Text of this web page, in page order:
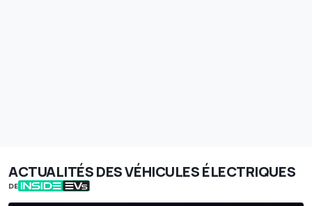
ACTUALITÉS DES VÉHICULES ÉLECTRIQUES
DE